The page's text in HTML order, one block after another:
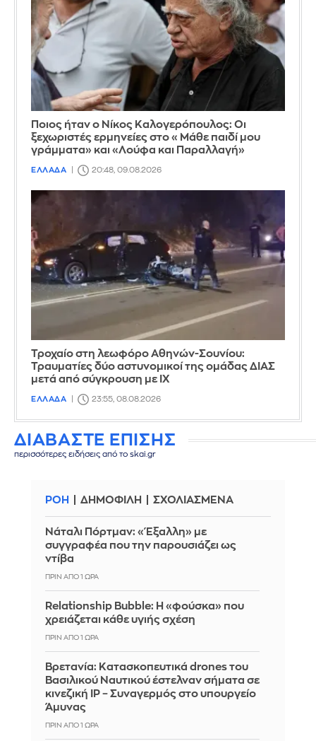
Ποιος ήταν ο Νίκος Καλογερόπουλος: Οι
ξεχωριστές ερμηνείες στο «Μάθε παιδί μου
γράμματα» και «Λούφα και Παραλλαγή»
ΕΛΛΑΔΑ 20:48, 09.08.2026
Τροχαίο στη λεωφόρο Αθηνών-Σουνίου:
Τραυματίες δύο αστυνομικοί της ομάδας ΔΙΑΣ
μετά από σύγκρουση με ΙΧ
ΕΛΛΑΔΑ 23:55, 08.08.2026
ΔΙΑΒΑΣΤΕ ΕΠΙΣΗΣ
περισσότερες ειδήσεις από το skai.gr
ΡΟΗ ΔΗΜΟΦΙΛΗ ΣΧΟΛΙΑΣΜΕΝΑ
Νάταλι Πόρτμαν: «Έξαλλη» με
συγγραφέα που την παρουσιάζει ως
ντίβα
ΠΡΙΝ ΑΠΌ 1 ΏΡΑ
Relationship Bubble: Η «φούσκα» που
χρειάζεται κάθε υγιής σχέση
ΠΡΙΝ ΑΠΌ 1 ΏΡΑ
Βρετανία: Κατασκοπευτικά drones του
Βασιλικού Ναυτικού έστελναν σήματα σε
κινεζική IP – Συναγερμός στο υπουργείο
Άμυνας
ΠΡΙΝ ΑΠΌ 1 ΏΡΑ